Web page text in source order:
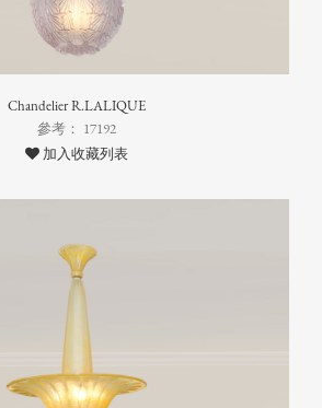
Chandelier R.LALIQUE
參考： 17192
加入收藏列表